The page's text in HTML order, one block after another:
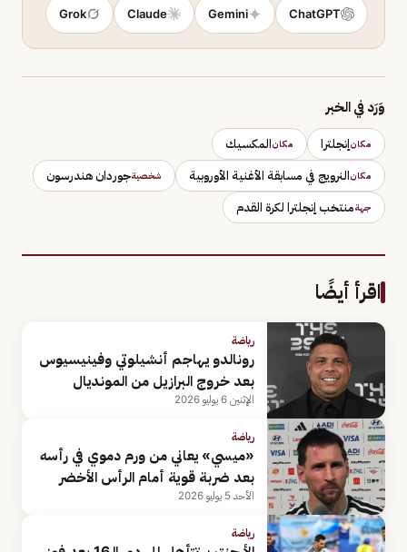
ChatGPT
Gemini
Claude
Grok
وَرَد في الخبر
مكانإنجلترا مكانالمكسيك
مكانالنرويج في مسابقة الأغنية الأوروبية شخصيةجوردان هندرسون
جهةمنتخب إنجلترا لكرة القدم
اقرأ أيضًا
رياضة
رونالدو يهاجم أنشيلوتي وفينيسيوس
بعد خروج البرازيل من المونديال
الإثنين 6 يوليو 2026
رياضة
«ميسي» يعاني من ورم دموي في رأسه
بعد ضربة قوية أمام الرأس الأخضر
الأحد 5 يوليو 2026
رياضة